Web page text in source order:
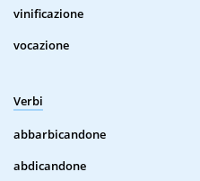
vinificazione
vocazione
Verbi
abbarbicandone
abdicandone